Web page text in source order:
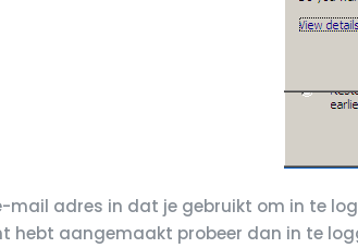
mail adres in dat je gebruikt om in te
hebt aangemaakt probeer dan in te